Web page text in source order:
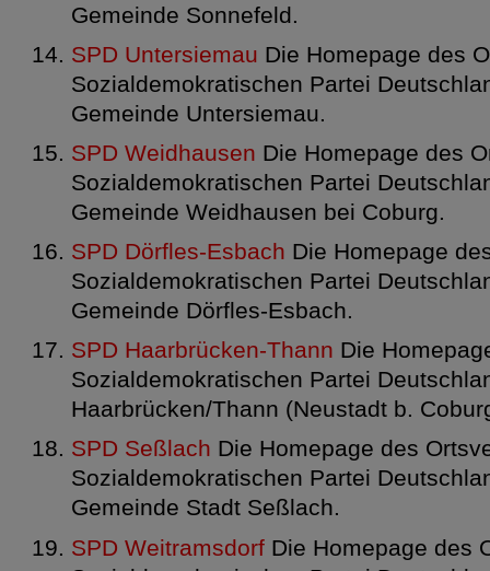
Gemeinde Sonnefeld.
SPD Untersiemau Die Homepage des
Sozialdemokratischen Partei
Gemeinde Untersiemau.
SPD Weidhausen Die Homepage des
Sozialdemokratischen Partei
Gemeinde Weidhausen bei Coburg.
SPD Dörfles-Esbach Die Homepage
Sozialdemokratischen Partei
Gemeinde Dörfles-Esbach.
SPD Haarbrücken-Thann Die
Sozialdemokratischen Partei
Haarbrücken/Thann (Neustadt b.
SPD Seßlach Die Homepage des
Sozialdemokratischen Partei
Gemeinde Stadt Seßlach.
SPD Weitramsdorf Die Homepage des